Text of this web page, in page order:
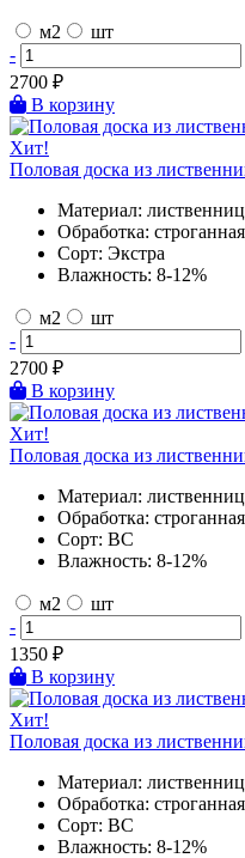
м2
шт
-
2700 ₽
В корзину
Хит!
Половая доска из
Материал:
Обработка:
Сорт: Экстра
Влажность: 8-12%
м2
шт
-
2700 ₽
В корзину
Хит!
Половая доска из
Материал:
Обработка:
Сорт: BC
Влажность: 8-12%
м2
шт
-
1350 ₽
В корзину
Хит!
Половая доска из
Материал:
Обработка:
Сорт: BC
Влажность: 8-12%